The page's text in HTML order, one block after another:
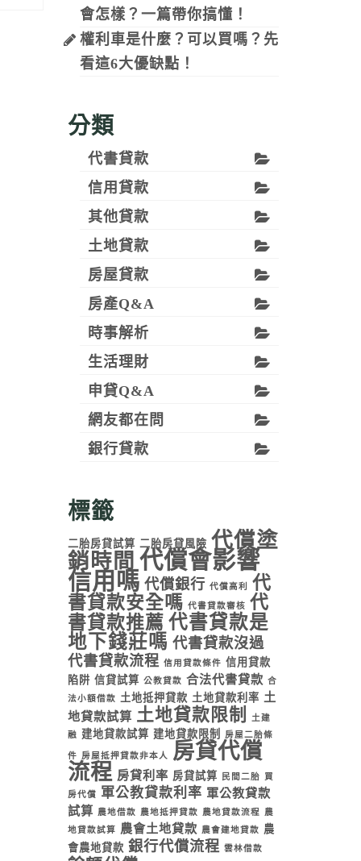
會怎樣？一篇帶你搞懂！
權利車是什麼？可以買嗎？先
看這6大優缺點！
分類
代書貸款
信用貸款
其他貸款
土地貸款
房屋貸款
房產Q&A
時事解析
生活理財
申貸Q&A
網友都在問
銀行貸款
標籤
二胎房貸試算 二胎房貸風險 代償塗
銷時間 代償會影響
信用嗎 代償銀行 代償高利
代
書貸款安全嗎 代書貸款審核 代
書貸款推薦 代書貸款是
地下錢莊嗎 代書貸款沒過
代書貸款流程 信用貸款條件 信用貸款
陷阱 信貸試算 公教貸款 合法代書貸款 合
法小額借款 土地抵押貸款 土地貸款利率 土
地貸款試算 土地貸款限制
土建
融
建地貸款試算 建地貸款限制 房屋二胎條
件 房屋抵押貸款非本人
房貸代償
流程 房貸利率 房貸試算 民間二胎
買
房代償
軍公教貸款利率 軍公教貸款
試算
農地借款 農地抵押貸款 農地貸款流程
農
地貸款試算
農會土地貸款 農會建地貸款
農
會農地貸款 銀行代償流程 雲林借款